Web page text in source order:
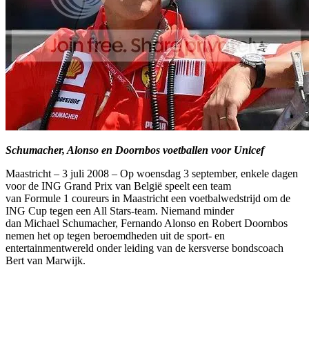
Schumacher, Alonso en Doornbos voetballen voor Unicef
Maastricht – 3 juli 2008 – Op woensdag 3 september, enkele dagen
voor de ING Grand Prix van België speelt een team
van Formule 1 coureurs in Maastricht een voetbalwedstrijd om de
ING Cup tegen een All Stars-team. Niemand minder
dan Michael Schumacher, Fernando Alonso en Robert Doornbos
nemen het op tegen beroemdheden uit de sport- en
entertainmentwereld onder leiding van de kersverse bondscoach
Bert van Marwijk.